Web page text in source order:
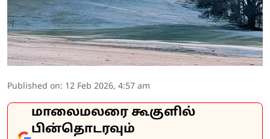
Published on: 12 Feb 2026, 4:57 am
மாலைமலரை கூகுளில்
பின்தொடரவும்